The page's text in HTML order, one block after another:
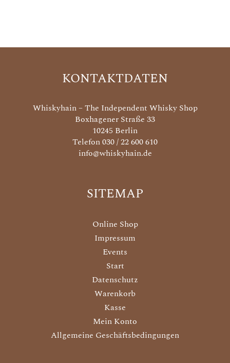
KONTAKTDATEN
Whiskyhain – The Independent Whisky Shop
Boxhagener Straße 33
10245 Berlin
Telefon 030 / 22 600 610
info@whiskyhain.de
SITEMAP
Online Shop
Impressum
Events
Start
Datenschutz
Warenkorb
Kasse
Mein Konto
Allgemeine Geschäftsbedingungen